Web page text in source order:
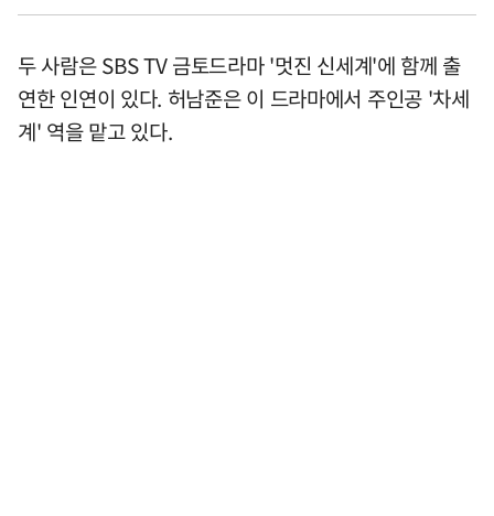
두 사람은 SBS TV 금토드라마 '멋진 신세계'에 함께 출
연한 인연이 있다. 허남준은 이 드라마에서 주인공 '차세
계' 역을 맡고 있다.